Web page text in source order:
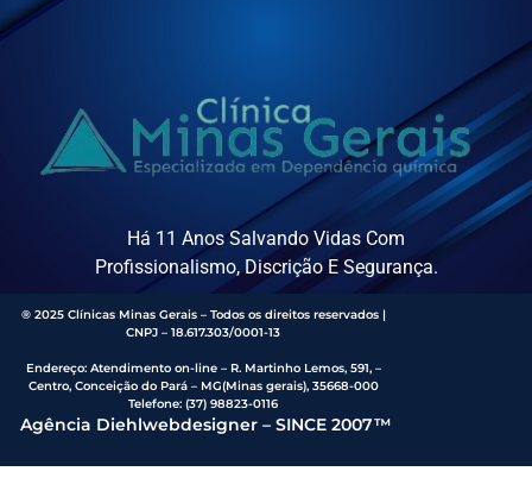
Há 11 Anos Salvando Vidas Com
Profissionalismo, Discrição E Segurança.
® 2025 Clínicas Minas Gerais – Todos os direitos reservados |
CNPJ – 18.617.303/0001-13
Endereço: Atendimento on-line – R. Martinho Lemos, 591, –
Centro, Conceição do Pará – MG(Minas gerais), 35668-000
Telefone:(37) 98823-0116
Agência Diehlwebdesigner – SINCE 2007™